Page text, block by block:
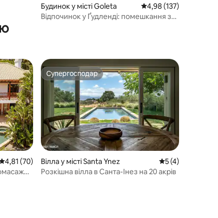
Будинок у місті Goleta Середня оцінка: 4,98
4,98 (137)
Відпочинок у Ґудленді: помешкання з
оцінка: 4,81 з 5, відгуки: 70
4,81 (70)
Супергосподар
Супергосподар
Вілла у місті Santa Ynez Середня оцінка:
5 (4)
Розкішна вілла в Санта-Інез на 20 акрів